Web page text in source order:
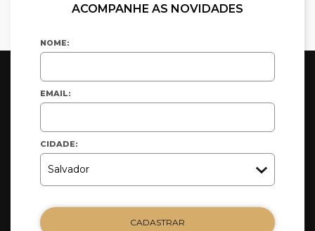
ACOMPANHE AS NOVIDADES
NOME:
EMAIL:
CIDADE:
CADASTRAR